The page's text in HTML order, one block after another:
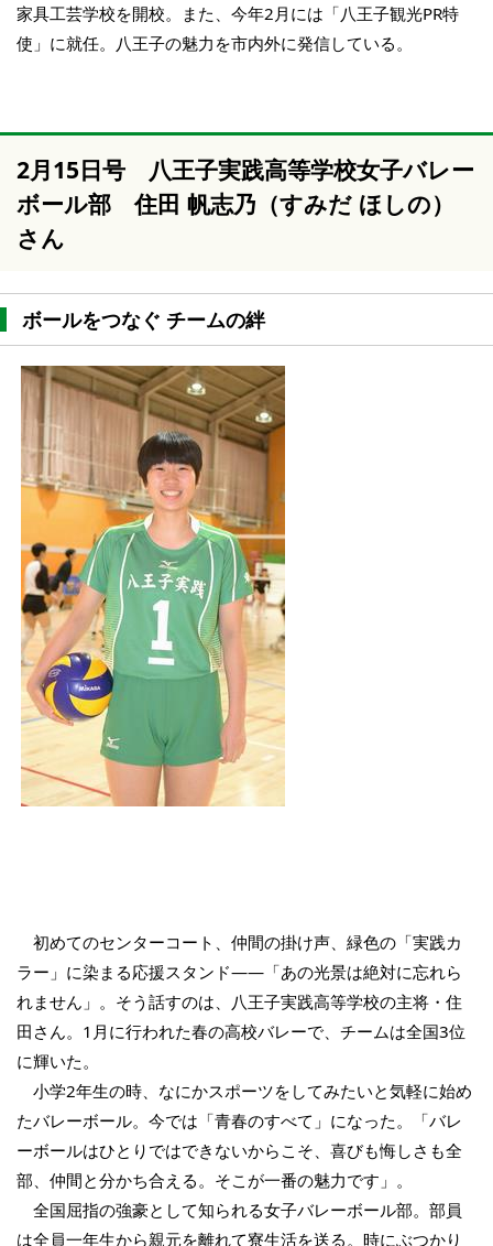
家具工芸学校を開校。また、今年2月には「八王子観光PR特
使」に就任。八王子の魅力を市内外に発信している。
2月15日号 八王子実践高等学校女子バレー
ボール部 住田 帆志乃（すみだ ほしの）
さん
ボールをつなぐ チームの絆
初めてのセンターコート、仲間の掛け声、緑色の「実践カ
ラー」に染まる応援スタンド――「あの光景は絶対に忘れら
れません」。そう話すのは、八王子実践高等学校の主将・住
田さん。1月に行われた春の高校バレーで、チームは全国3位
に輝いた。
小学2年生の時、なにかスポーツをしてみたいと気軽に始め
たバレーボール。今では「青春のすべて」になった。「バレ
ーボールはひとりではできないからこそ、喜びも悔しさも全
部、仲間と分かち合える。そこが一番の魅力です」。
全国屈指の強豪として知られる女子バレーボール部。部員
は全員一年生から親元を離れて寮生活を送る。時にぶつかり